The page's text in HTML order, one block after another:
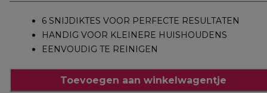
6 SNIJDIKTES VOOR PERFECTE RESULTATEN
HANDIG VOOR KLEINERE HUISHOUDENS
EENVOUDIG TE REINIGEN
Toevoegen aan winkelwagentje